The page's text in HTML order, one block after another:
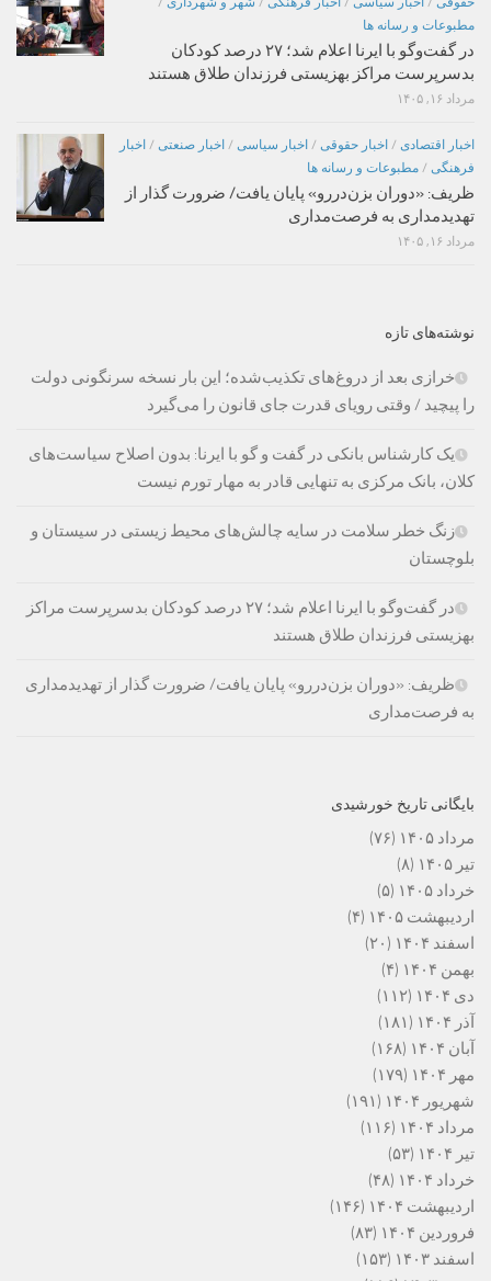
مطبوعات و رسانه ها
در گفت‌وگو با ایرنا اعلام شد؛ ۲۷ درصد کودکان
بدسرپرست مراکز بهزیستی فرزندان طلاق هستند
مرداد ۱۶, ۱۴۰۵
اخبار اقتصادی / اخبار حقوقی / اخبار سیاسی / اخبار صنعتی / اخبار
فرهنگی / مطبوعات و رسانه ها
ظریف: «دوران بزن‌دررو» پایان یافت/ ضرورت گذار از
تهدیدمداری به فرصت‌مداری
مرداد ۱۶, ۱۴۰۵
نوشته‌های تازه
خرازی بعد از دروغ‌های تکذیب‌شده؛ این بار نسخه سرنگونی دولت
را پیچید / وقتی رویای قدرت جای قانون را می‌گیرد
یک کارشناس بانکی در گفت و گو با ایرنا: بدون اصلاح سیاست‌های
کلان، بانک مرکزی به تنهایی قادر به مهار تورم نیست
زنگ خطر سلامت در سایه چالش‌های محیط زیستی در سیستان و
بلوچستان
در گفت‌وگو با ایرنا اعلام شد؛ ۲۷ درصد کودکان بدسرپرست مراکز
بهزیستی فرزندان طلاق هستند
ظریف: «دوران بزن‌دررو» پایان یافت/ ضرورت گذار از تهدیدمداری
به فرصت‌مداری
بایگانی تاریخ خورشیدی
مرداد ۱۴۰۵
(۷۶)
تیر ۱۴۰۵
(۸)
خرداد ۱۴۰۵
(۵)
اردیبهشت ۱۴۰۵
(۴)
اسفند ۱۴۰۴
(۲۰)
بهمن ۱۴۰۴
(۴)
دی ۱۴۰۴
(۱۱۲)
آذر ۱۴۰۴
(۱۸۱)
آبان ۱۴۰۴
(۱۶۸)
مهر ۱۴۰۴
(۱۷۹)
شهریور ۱۴۰۴
(۱۹۱)
مرداد ۱۴۰۴
(۱۱۶)
تیر ۱۴۰۴
(۵۳)
خرداد ۱۴۰۴
(۴۸)
اردیبهشت ۱۴۰۴
(۱۴۶)
فروردین ۱۴۰۴
(۸۳)
اسفند ۱۴۰۳
(۱۵۳)